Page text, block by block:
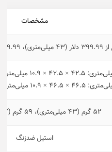
مشخصات
(۴۷ میلی‌متری)
۵۲ گرم (۴۳ میلی‌متری)، ۵۹ گرم (۴۷ میلی‌متری)
استیل ضدزنگ